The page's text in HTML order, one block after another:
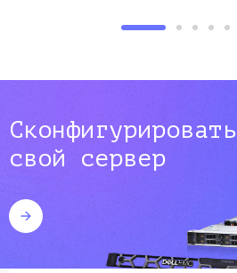
Сконфигурировать
свой сервер